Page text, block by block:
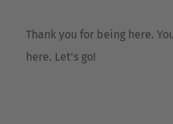
BritainThank you for being here.
here. Let's go!